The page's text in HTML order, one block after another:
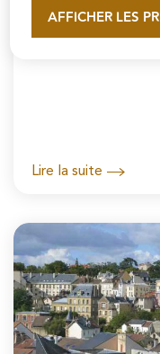
AFFICHER LES
En savoir plus
Les transports
Lire la suite